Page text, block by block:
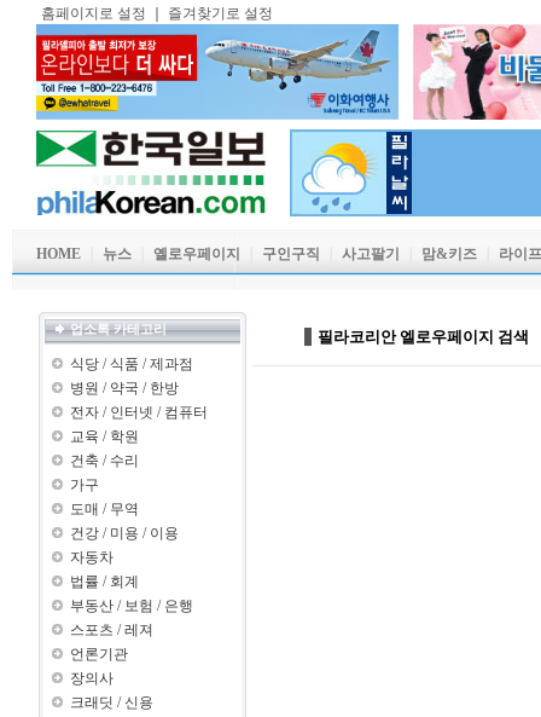
홈페이지로 설정 즐겨찾기로 설정
HOME 뉴스 옐로우페이지 구인구직 사고팔기 맘&키즈 라이
업소록 카테고리
식당 / 식품 /제과점
병원 / 약국 / 한방
전자 / 인터넷 / 컴퓨터
교육 / 학원
건축 / 수리
가구
도매 / 무역
건강 / 미용 / 이용
자동차
법률 / 회계
부동산 / 보험 / 은행
스포츠 /레져
언론기관
장의사
크래딧 / 신용
필라코리안 엘로우페이지 검색